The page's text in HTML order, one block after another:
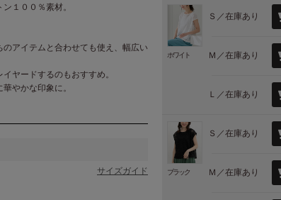
１００％素材。
アイテムと合わせても使え、幅広い
ヤードするのもおすすめ。
やかな印象に。
サイズガイド
ホワイト
Ｓ／在庫あり
Ｍ／在庫あり
Ｌ／在庫あり
ブラック
Ｓ／在庫あり
Ｍ／在庫あり